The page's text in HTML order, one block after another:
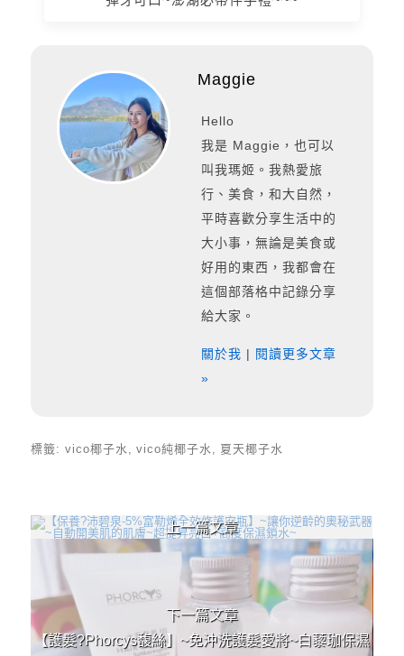
Maggie
Hello
我是 Maggie，也可以
叫我瑪姬。我熱愛旅
行、美食，和大自然，
平時喜歡分享生活中的
大小事，無論是美食或
好用的東西，我都會在
這個部落格中記錄分享
給大家。
關於我 | 閱讀更多文章
»
標籤:vico椰子水 ,vico純椰子水 夏天椰子水
上 / 下一篇文章 上一篇文章
【保養?沛碧泉-5%富勒烯全效修護安瓶】~讓你逆齡
的奧秘武器~自動開美肌的肌膚~超提昇亮白+高度保濕
鎖水~
下一篇文章
【護髮?Phorcys馥絲】~免沖洗護髮愛將~白藜珈保濕